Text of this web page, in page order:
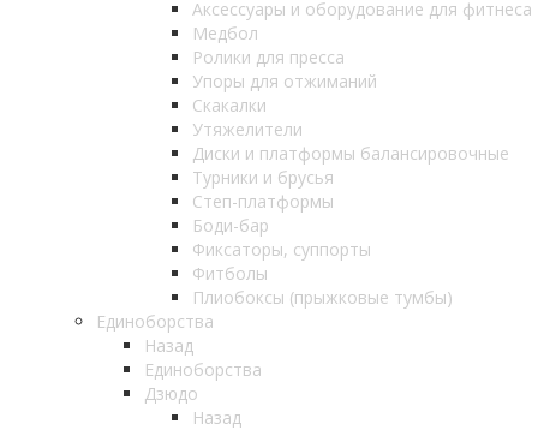
Аксессуары и оборудование для фитнеса
Медбол
Ролики для пресса
Упоры для отжиманий
Скакалки
Утяжелители
Диски и платформы балансировочные
Турники и брусья
Степ-платформы
Боди-бар
Фиксаторы, суппорты
Фитболы
Плиобоксы (прыжковые тумбы)
Единоборства
Назад
Единоборства
Дзюдо
Назад